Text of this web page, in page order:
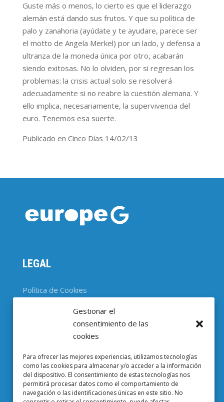
Gestionar el
consentimiento de las
cookies
Para ofrecer las mejores experiencias, utilizamos tecnologías
como las cookies para almacenar y/o acceder a la información
del dispositivo. El consentimiento de estas tecnologías nos
permitirá procesar datos como el comportamiento de
navegación o las identificaciones únicas en este sitio. No
Guste más o menos, lo cierto es que el liderazgo
alemán está dando sus frutos. Y que su política de
palo y zanahoria (ayúdate y te ayudare, parece ser
el motto de Angela Merkel) por un lado, y defensa a
ultranza de la moneda única por otro, acabarán
siendo exitosas. No lo olviden, por si regresan los
problemas: la crisis actual solo se resolverá
adecuadamente si no reabre la cuestión alemana. Y
ello implica, necesariamente, la supervivencia del
euro. Tenemos esa suerte.
Publicado en Cinco Días 14/02/13
LEGAL
Política de Cookies
CONTACTO
Baldiri i Reixac, 4-8, 08028 Barcelona
93 403 37 23
